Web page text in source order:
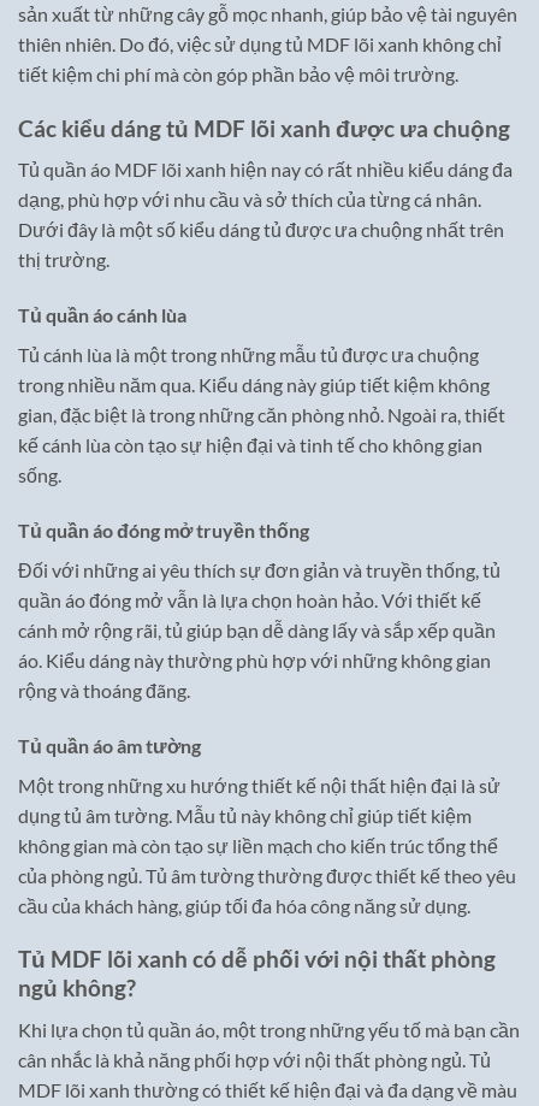
sản xuất từ những cây gỗ mọc nhanh, giúp bảo vệ tài nguyên
thiên nhiên. Do đó, việc sử dụng tủ MDF lõi xanh không chỉ
tiết kiệm chi phí mà còn góp phần bảo vệ môi trường.
Các kiểu dáng tủ MDF lõi xanh được ưa chuộng
Tủ quần áo MDF lõi xanh hiện nay có rất nhiều kiểu dáng đa
dạng, phù hợp với nhu cầu và sở thích của từng cá nhân.
Dưới đây là một số kiểu dáng tủ được ưa chuộng nhất trên
thị trường.
Tủ quần áo cánh lùa
Tủ cánh lùa là một trong những mẫu tủ được ưa chuộng
trong nhiều năm qua. Kiểu dáng này giúp tiết kiệm không
gian, đặc biệt là trong những căn phòng nhỏ. Ngoài ra, thiết
kế cánh lùa còn tạo sự hiện đại và tinh tế cho không gian
sống.
Tủ quần áo đóng mở truyền thống
Đối với những ai yêu thích sự đơn giản và truyền thống, tủ
quần áo đóng mở vẫn là lựa chọn hoàn hảo. Với thiết kế
cánh mở rộng rãi, tủ giúp bạn dễ dàng lấy và sắp xếp quần
áo. Kiểu dáng này thường phù hợp với những không gian
rộng và thoáng đãng.
Tủ quần áo âm tường
Một trong những xu hướng thiết kế nội thất hiện đại là sử
dụng tủ âm tường. Mẫu tủ này không chỉ giúp tiết kiệm
không gian mà còn tạo sự liền mạch cho kiến trúc tổng thể
của phòng ngủ. Tủ âm tường thường được thiết kế theo yêu
cầu của khách hàng, giúp tối đa hóa công năng sử dụng.
Tủ MDF lõi xanh có dễ phối với nội thất phòng
ngủ không?
Khi lựa chọn tủ quần áo, một trong những yếu tố mà bạn cần
cân nhắc là khả năng phối hợp với nội thất phòng ngủ. Tủ
MDF lõi xanh thường có thiết kế hiện đại và đa dạng về màu